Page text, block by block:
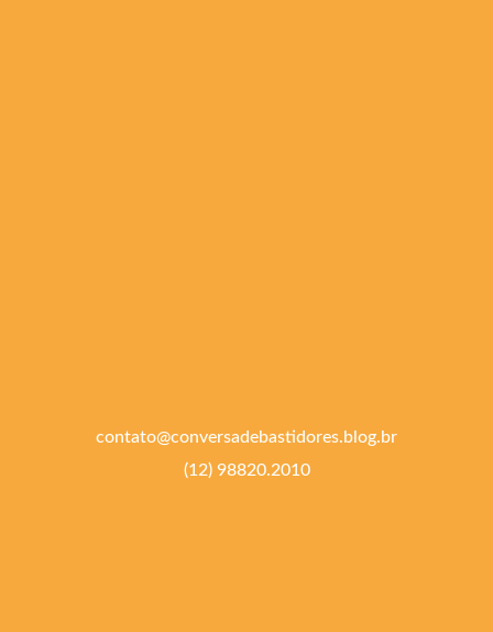
contato@conversadebastidores.blog.br
(12) 98820.2010